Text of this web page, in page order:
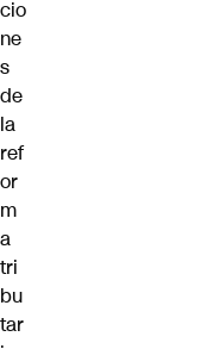
cio
ne
s
de
la
ref
or
m
a
tri
bu
tar